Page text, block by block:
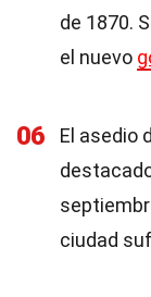
de 1870.
el nuevo
06 El asedio
ciudad